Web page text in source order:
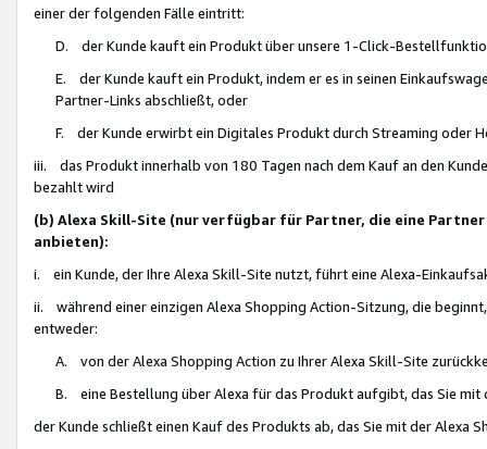
einer der folgenden Fälle eintritt:
D. der Kunde kauft ein Produkt über unsere 1-Click-
E. der Kunde kauft ein Produkt, indem er es in seinen
Partner-Links abschließt, oder
F. der Kunde erwirbt ein Digitales Produkt durch Streaming oder
iii. das Produkt innerhalb von 180 Tagen nach dem Kauf an den
bezahlt wird
(b) Alexa Skill-Site (nur verfügbar für Partner, die eine
anbieten):
i. ein Kunde, der Ihre Alexa Skill-Site nutzt, führt eine Alexa-
ii. während einer einzigen Alexa Shopping Action-Sitzung, die
entweder:
A. von der Alexa Shopping Action zu Ihrer Alexa Skill-Site
B. eine Bestellung über Alexa für das Produkt aufgibt, das Sie mit
der Kunde schließt einen Kauf des Produkts ab, das Sie mit der Alexa